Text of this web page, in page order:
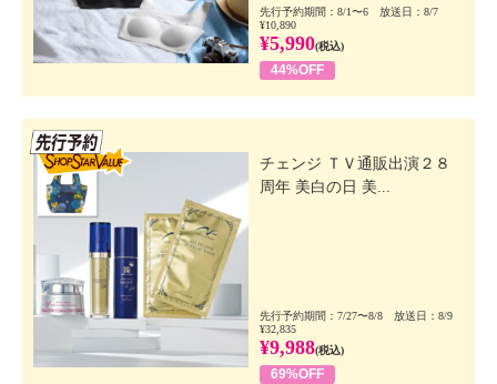
先行予約期間：8/1〜6 放送日：8/7
¥10,890
¥5,990(税込)
44%OFF
チェンジ ＴＶ通販出演２８
周年 美白の日 美...
先行予約期間：7/27〜8/8 放送日：8/9
¥32,835
¥9,988(税込)
69%OFF